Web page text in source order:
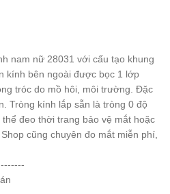
nam nữ 28031 với cấu tạo khung
kính bên ngoài được bọc 1 lớp
tróc do mồ hôi, môi trường. Đặc
Tròng kính lắp sẵn là tròng 0 độ
đeo thời trang bảo vệ mắt hoặc
cũng chuyên đo mắt miễn phí,